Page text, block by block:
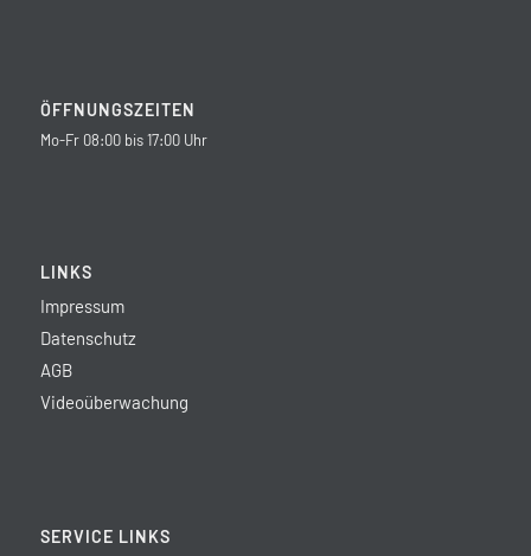
ÖFFNUNGSZEITEN
Mo-Fr 08:00 bis 17:00 Uhr
LINKS
Impressum
Datenschutz
AGB
Videoüberwachung
SERVICE LINKS